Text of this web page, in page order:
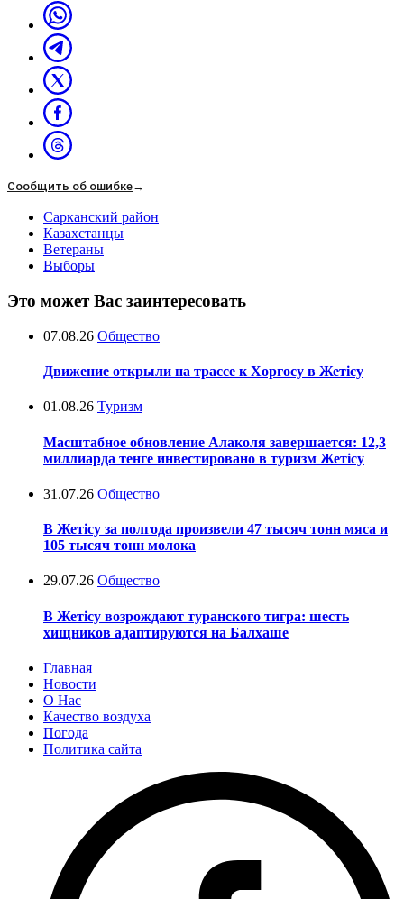
Сообщить об ошибке→
Сарканский район
Казахстанцы
Ветераны
Выборы
Это может Вас заинтересовать
07.08.26 Общество
Движение открыли на трассе к Хоргосу в Жетісу
01.08.26 Туризм
Масштабное обновление Алаколя завершается: 12,3
миллиарда тенге инвестировано в туризм Жетісу
31.07.26 Общество
В Жетісу за полгода произвели 47 тысяч тонн мяса и
105 тысяч тонн молока
29.07.26 Общество
В Жетісу возрождают туранского тигра: шесть
хищников адаптируются на Балхаше
Главная
Новости
О Нас
Качество воздуха
Погода
Политика сайта